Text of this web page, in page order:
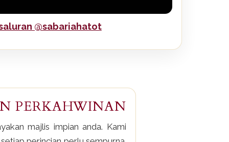
@sabariahatot
PERKAHWINAN
majlis impian anda. Kami